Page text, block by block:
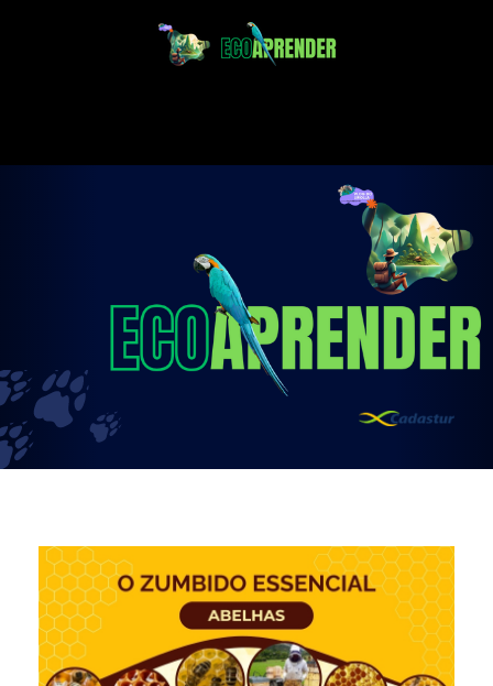
Projeto Ecoaprender
Educação Ambiental